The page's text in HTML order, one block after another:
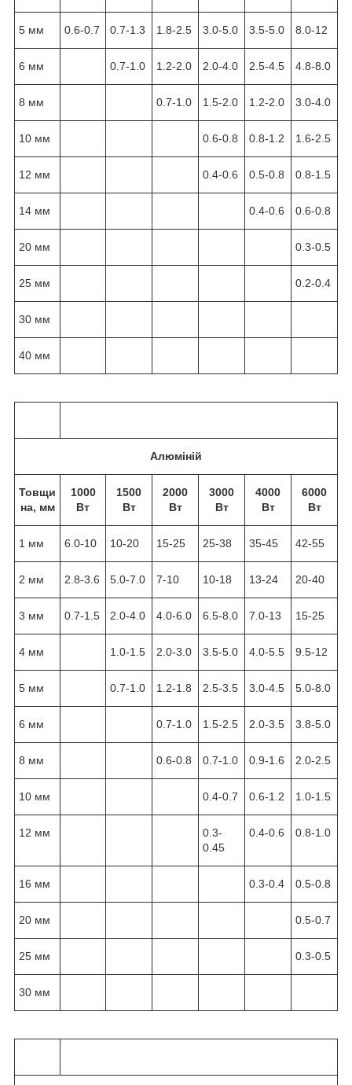
5 мм 0.6-0.7 0.7-1.3 1.8-2.5 3.0-5.0 3.5-5.0 8.0-12
6 мм 0.7-1.0 1.2-2.0 2.0-4.0 2.5-4.5 4.8-8.0
8 мм 0.7-1.0 1.5-2.0 1.2-2.0 3.0-4.0
10 мм 0.6-0.8 0.8-1.2 1.6-2.5
12 мм 0.4-0.6 0.5-0.8 0.8-1.5
14 мм 0.4-0.6 0.6-0.8
20 мм 0.3-0.5
25 мм 0.2-0.4
30 мм
40 мм
Алюмiнiй
Товщи
на, мм
1000
Вт
1500
Вт
2000
Вт
3000
Вт
4000
Вт
6000
Вт
1 мм 6.0-10 10-20 15-25 25-38 35-45 42-55
2 мм 2.8-3.6 5.0-7.0 7-10 10-18 13-24 20-40
3 мм 0.7-1.5 2.0-4.0 4.0-6.0 6.5-8.0 7.0-13 15-25
4 мм 1.0-1.5 2.0-3.0 3.5-5.0 4.0-5.5 9.5-12
5 мм 0.7-1.0 1.2-1.8 2.5-3.5 3.0-4.5 5.0-8.0
6 мм 0.7-1.0 1.5-2.5 2.0-3.5 3.8-5.0
8 мм 0.6-0.8 0.7-1.0 0.9-1.6 2.0-2.5
10 мм 0.4-0.7 0.6-1.2 1.0-1.5
12 мм
0.3-
0.45
0.4-0.6 0.8-1.0
16 мм 0.3-0.4 0.5-0.8
20 мм 0.5-0.7
25 мм 0.3-0.5
30 мм